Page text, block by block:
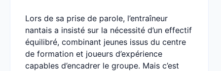
Lors de sa prise de parole, l’entraîneur
nantais a insisté sur la nécessité d’un effectif
équilibré, combinant jeunes issus du centre
de formation et joueurs d’expérience
capables d’encadrer le groupe. Mais c’est